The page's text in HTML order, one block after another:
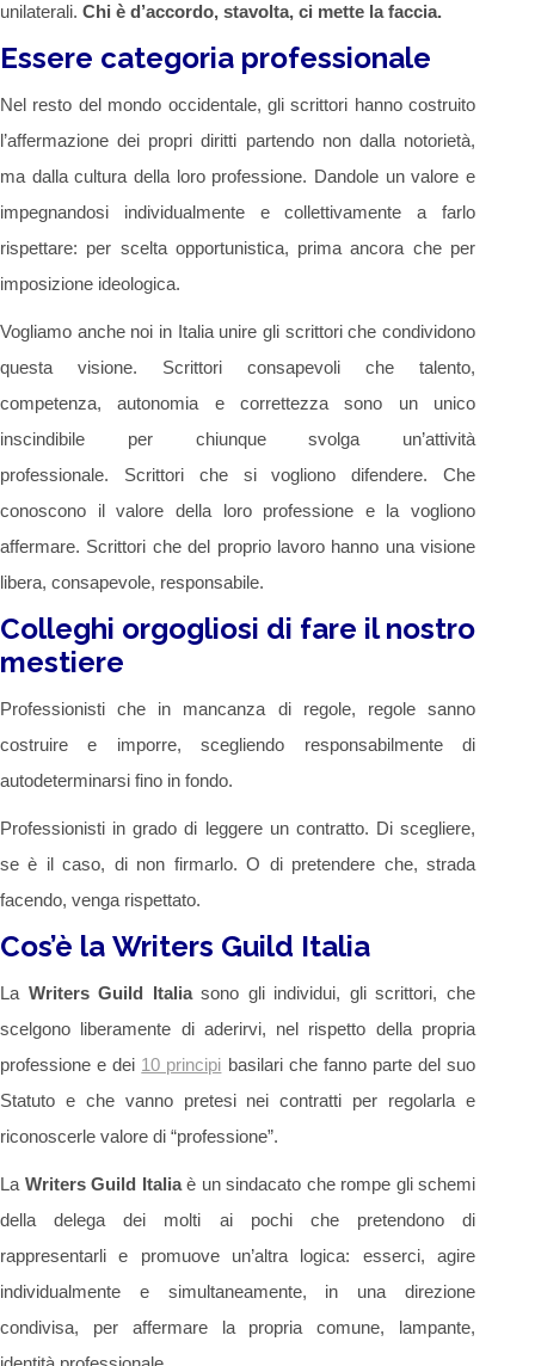
unilaterali. Chi è d’accordo, stavolta, ci mette la faccia.
Essere categoria professionale
Nel resto del mondo occidentale, gli scrittori hanno costruito
l’affermazione dei propri diritti partendo non dalla notorietà,
ma dalla cultura della loro professione. Dandole un valore e
impegnandosi individualmente e collettivamente a farlo
rispettare: per scelta opportunistica, prima ancora che per
imposizione ideologica.
Vogliamo anche noi in Italia unire gli scrittori che condividono
questa visione. Scrittori consapevoli che talento,
competenza, autonomia e correttezza sono un unico
inscindibile per chiunque svolga un’attività
professionale. Scrittori che si vogliono difendere. Che
conoscono il valore della loro professione e la vogliono
affermare. Scrittori che del proprio lavoro hanno una visione
libera, consapevole, responsabile.
Colleghi orgogliosi di fare il nostro
mestiere
Professionisti che in mancanza di regole, regole sanno
costruire e imporre, scegliendo responsabilmente di
autodeterminarsi fino in fondo.
Professionisti in grado di leggere un contratto. Di scegliere,
se è il caso, di non firmarlo. O di pretendere che, strada
facendo, venga rispettato.
Cos’è la Writers Guild Italia
La Writers Guild Italiasono gli individui, gli scrittori, che
scelgono liberamente di aderirvi, nel rispetto della propria
professione e dei 10 principi basilari che fanno parte del suo
Statuto e che vanno pretesi nei contratti per regolarla e
riconoscerle valore di “professione”.
La Writers Guild Italiaè un sindacato che rompe gli schemi
della delega dei molti ai pochi che pretendono di
rappresentarli e promuove un’altra logica: esserci, agire
individualmente e simultaneamente, in una direzione
condivisa, per affermare la propria comune, lampante,